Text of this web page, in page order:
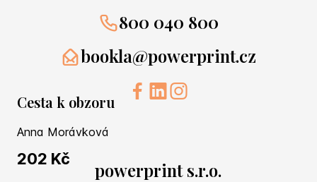
Cesta k obzoru
Anna Morávková
202 Kč
800 040 800
bookla@powerprint.cz
powerprint s.r.o.